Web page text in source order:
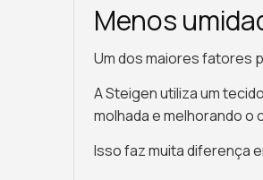
Menos
Um dos maiores fatores
A Steigen utiliza um
molhada e melhorando
Isso faz muita diferença